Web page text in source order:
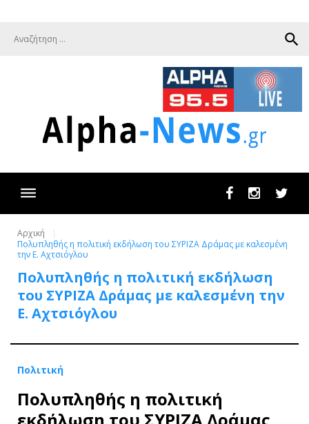
search
FacebookInstagram
Αρχική
Πολυπληθής η πολιτική εκδήλωση του ΣΥΡΙΖΑ Δράμας με καλεσμένη
την Ε. Αχτσιόγλου
Πολυπληθής η πολιτική εκδήλωση
του ΣΥΡΙΖΑ Δράμας με καλεσμένη την
Ε. Αχτσιόγλου
Πολιτική
Πολυπληθής η πολιτική